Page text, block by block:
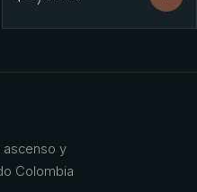
ascenso y
Colombia